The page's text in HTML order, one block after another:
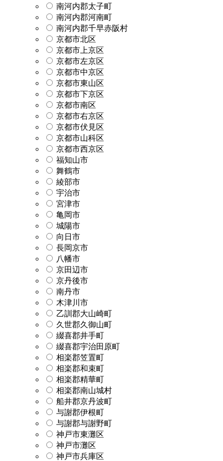
南河内郡太子町
南河内郡河南町
南河内郡千早赤阪村
京都市北区
京都市上京区
京都市左京区
京都市中京区
京都市東山区
京都市下京区
京都市南区
京都市右京区
京都市伏見区
京都市山科区
京都市西京区
福知山市
舞鶴市
綾部市
宇治市
宮津市
亀岡市
城陽市
向日市
長岡京市
八幡市
京田辺市
京丹後市
南丹市
木津川市
乙訓郡大山崎町
久世郡久御山町
綴喜郡井手町
綴喜郡宇治田原町
相楽郡笠置町
相楽郡和束町
相楽郡精華町
相楽郡南山城村
船井郡京丹波町
与謝郡伊根町
与謝郡与謝野町
神戸市東灘区
神戸市灘区
神戸市兵庫区